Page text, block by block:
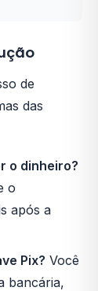
de
das
o dinheiro?
o
após a
Pix? Você
bancária,